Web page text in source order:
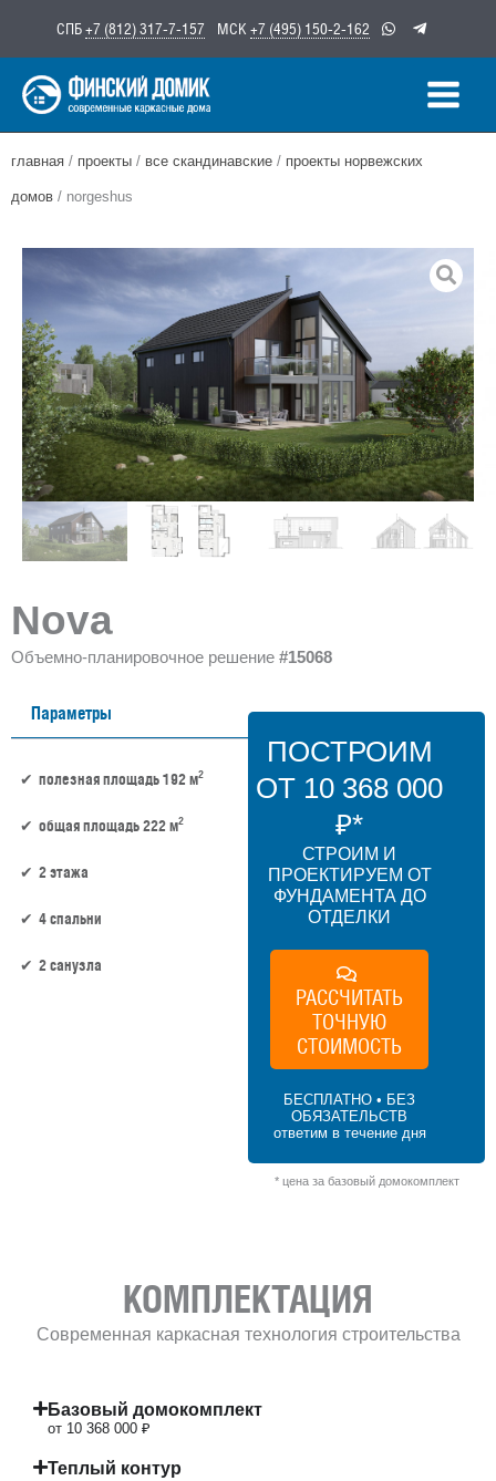
содержимому
СПБ+7 (812) 317-7-157 МСК +7 (495) 150-2-162
главная / проекты / все скандинавские / проекты норвежских
домов / norgeshus
Nova
Объемно-планировочное решение #15068
Параметры
полезная площадь 192 м2
общая площадь 222 м2
2 этажа
4 спальни
2 санузла
ПОСТРОИМ
ОТ 10 368 000
₽*
СТРОИМ И
ПРОЕКТИРУЕМ ОТ
ФУНДАМЕНТА ДО
ОТДЕЛКИ
РАССЧИТАТЬ
ТОЧНУЮ
СТОИМОСТЬ
БЕСПЛАТНО • БЕЗ
ОБЯЗАТЕЛЬСТВ
ответим в течение дня
* цена за базовый домокомплект
КОМПЛЕКТАЦИЯ
Современная каркасная технология строительства
Базовый домокомплект
от 10 368 000 ₽
Теплый контур